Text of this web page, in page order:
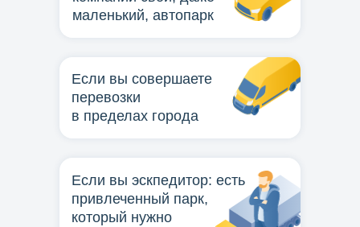
Если вы совершаете
перевозки
в пределах города
Если вы эскпедитор: есть
привлеченный парк,
который нужно
маленький, автопарк